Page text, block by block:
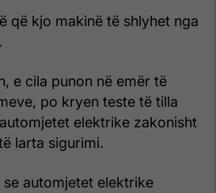
që kjo makinë të shlyhet nga
e cila punon në emër të
po kryen teste të tilla
elektrike zakonisht
larta sigurimi.
automjetet elektrike